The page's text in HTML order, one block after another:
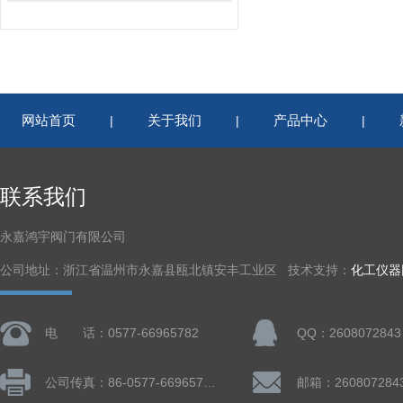
网站首页 | 关于我们 | 产品中心 |
联系我们
永嘉鸿宇阀门有限公司
公司地址：浙江省温州市永嘉县瓯北镇安丰工业区 技术支持： 化工仪
电 话：0577-66965782 QQ：2608072843
邮箱：